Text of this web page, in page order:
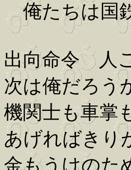
俺たちは国
出向命令 人
次は俺だろ
機関士も車
あげればき
金もうけの